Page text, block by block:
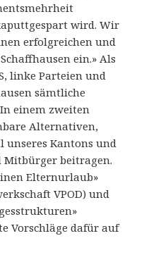
wird. Wir
erfolgreichen und
ein.» Als
linke Parteien und
sämtliche
In einem zweiten
Alternativen,
unseres Kantons und
beitragen.
Elternurlaub»
VPOD) und
Vorschläge dafür auf